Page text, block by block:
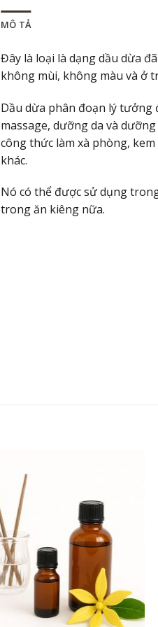
MÔ TẢ
Đây là loại là dạng dầu dừa
không mùi, không màu và ở
Dầu dừa phân đoạn lý tưởng
massage, dưỡng da và
công thức làm xà phòng,
khác.
Nó có thể được sử dụng
trong ăn kiêng nữa.